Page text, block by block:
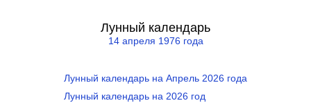
Лунный календарь
14 апреля 1976 года
Лунный календарь на Апрель 2026 года
Лунный календарь на 2026 год